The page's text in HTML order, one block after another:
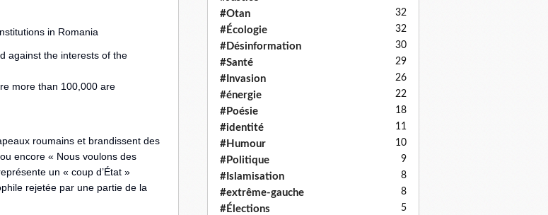
in Romania
against the interests of the
more than 100,000 are
roumains et brandissent des
encore « Nous voulons des
un « coup d’État »
rejetée par une partie de la
#Otan 32
#Écologie 32
#Désinformation 30
#Santé 29
#Invasion 26
#énergie 22
#Poésie 18
#identité 11
#Humour 10
#Politique 9
#Islamisation 8
#extrême-gauche 8
#Élections 5